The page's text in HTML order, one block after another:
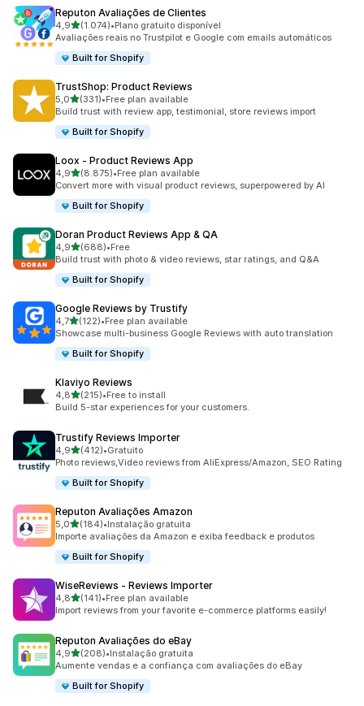
Reputon Avaliações de Clientes
4,9de 5 estrelas
(1.074)
1074 total de avaliações
•Plano gratuito disponível
Avaliações reais no Trustpilot e Google com emails automáticos
Built for Shopify
TrustShop: Product Reviews
5,0de 5 estrelas
(331)
331 total de avaliações
•Free plan available
Build trust with review app, testimonial, store reviews import
Built for Shopify
Loox ‑ Product Reviews App
4,9de 5 estrelas
(8.875)
8875 total de avaliações
•Free plan available
Convert more with visual product reviews, superpowered by AI
Built for Shopify
Doran Product Reviews App & QA
4,9de 5 estrelas
(688)
688 total de avaliações
•Free
Build trust with photo & video reviews, star ratings, and Q&A
Built for Shopify
Google Reviews by Trustify
4,7de 5 estrelas
(122)
122 total de avaliações
•Free plan available
Showcase multi-business Google Reviews with auto translation
Built for Shopify
Klaviyo Reviews
4,8de 5 estrelas
(215)
215 total de avaliações
•Free to install
Build 5-star experiences for your customers.
Trustify Reviews Importer
4,9de 5 estrelas
(412)
412 total de avaliações
•Gratuito
Photo reviews,Video reviews from AliExpress/Amazon, SEO Rating
Built for Shopify
Reputon Avaliações Amazon
5,0de 5 estrelas
(184)
184 total de avaliações
•Instalação gratuita
Importe avaliações da Amazon e exiba feedback e produtos
Built for Shopify
WiseReviews ‑ Reviews Importer
4,8de 5 estrelas
(141)
141 total de avaliações
•Free plan available
Import reviews from your favorite e-commerce platforms easily!
Reputon Avaliações do eBay
4,9de 5 estrelas
(208)
208 total de avaliações
•Instalação gratuita
Aumente vendas e a confiança com avaliações do eBay
Built for Shopify